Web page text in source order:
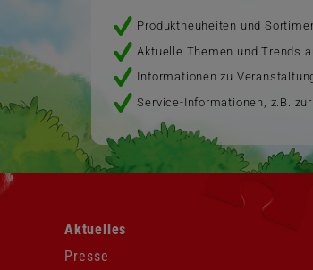
Produktneuheiten und
Aktuelle Themen und Trends
Informationen zu
Service-Informationen, z.B.
überspringen
Aktuelles
Presse